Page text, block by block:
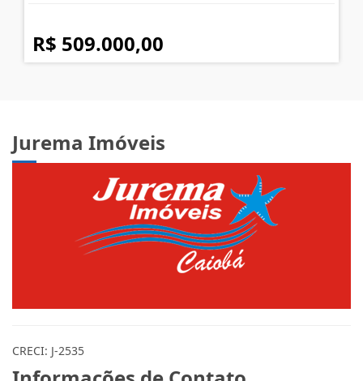
R$ 509.000,00
Jurema Imóveis
CRECI: J-2535